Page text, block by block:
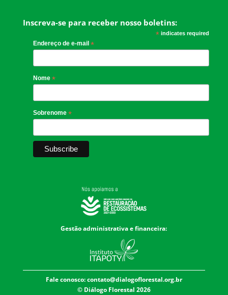
Inscreva-se para receber nosso boletins:
*indicates required
Endereço de e-mail *
Nome *
Sobrenome *
Gestão administrativa e financeira:
Fale conosco:contato@dialogoflorestal.org.br
© Diálogo Florestal 2026